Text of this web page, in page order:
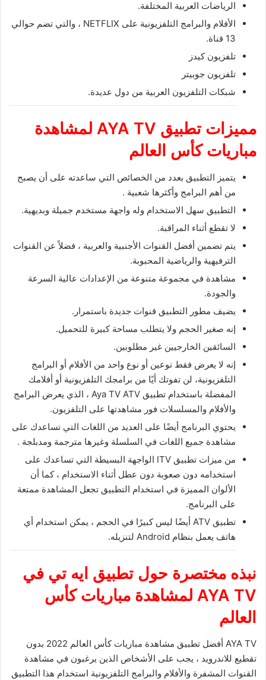
الرياضات العربية المختلفة.
الأفلام والبرامج التلفزيونية على NETFLIX ، والتي تضم حوالي
13 قناة.
تلفزيون كيدز
تلفزيون جوبيتر
شبكات التلفزيون العربية من دول عديدة.
مميزات تطبيق AYA TV لمشاهدة
مباريات كأس العالم
يتميز التطبيق بعدد من الخصائص التي ساعدته على أن يصبح
من أهم البرامج وأكثرها شعبية .
التطبيق سهل الاستخدام وله واجهة مستخدم جميلة وبديهية.
لا تقطع أثناء المراقبة.
يتم تضمين أفضل القنوات الأجنبية والعربية ، فضلاً عن القنوات
الترفيهية والرياضية المحبوبة.
مشاهدة في مجموعة متنوعة من الإعدادات عالية السرعة
والجودة.
يضيف مطور التطبيق قنوات جديدة باستمرار.
إنه صغير الحجم ولا يتطلب مساحة كبيرة للتحميل.
السائقين الخارجيين غير مطلوبين.
إنه لا يعرض فقط نوعين أو نوع واحد من الأفلام أو البرامج
التلفزيونية، لن تفوتك أيًا من برامجك التلفزيونية أو أفلامك
المفضلة باستخدام تطبيق Aya TV ATV ، الذي يعرض البرامج
والأفلام والمسلسلات فور مشاهدتها على التلفزيون.
يحتوي البرنامج أيضًا على العديد من اللغات التي تساعدك على
مشاهدة جميع اللغات في السلسلة وغيرها مترجمة ومدبلجة .
من ميزات تطبيق ITV الواجهة البسيطة التي تساعدك على
استخدامه دون صعوبة دون عطل أثناء الاستخدام ، كما أن
الألوان المميزة في استخدام التطبيق تجعل المشاهدة ممتعة
على البرنامج.
تطبيق ATV أيضًا ليس كبيرًا في الحجم ، يمكن استخدام أي
هاتف يعمل بنظام Android لتنزيله.
نبذه مختصرة حول تطبيق ايه تي في
AYA TV لمشاهدة مباريات كأس
العالم
AYA TV أفضل تطبيق مشاهدة مباريات كأس العالم 2022 بدون
تقطيع للاندرويد ، يجب على الأشخاص الذين يرغبون في مشاهدة
القنوات المشفرة والأفلام والبرامج التلفزيونية استخدام هذا التطبيق